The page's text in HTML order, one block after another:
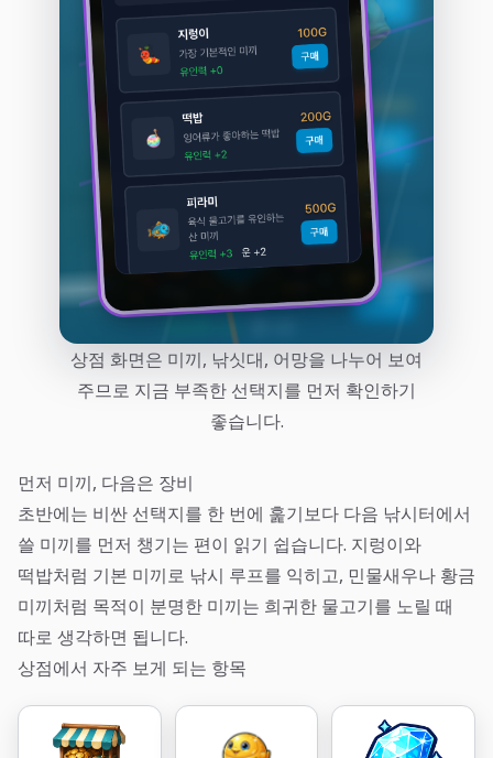
상점 화면은 미끼, 낚싯대, 어망을 나누어 보여
주므로 지금 부족한 선택지를 먼저 확인하기
좋습니다.
먼저 미끼, 다음은 장비
초반에는 비싼 선택지를 한 번에 훑기보다 다음 낚시터에서
쓸 미끼를 먼저 챙기는 편이 읽기 쉽습니다. 지렁이와
떡밥처럼 기본 미끼로 낚시 루프를 익히고, 민물새우나 황금
미끼처럼 목적이 분명한 미끼는 희귀한 물고기를 노릴 때
따로 생각하면 됩니다.
상점에서 자주 보게 되는 항목